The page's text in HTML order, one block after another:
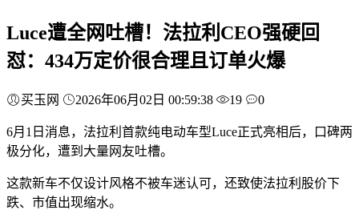
Luce遭全网吐槽！法拉利CEO强硬回
怼：434万定价很合理且订单火爆
买玉网 2026年06月02日 00:59:38 19 0
6月1日消息，法拉利首款纯电动车型Luce正式亮相后，口碑两
极分化，遭到大量网友吐槽。
这款新车不仅设计风格不被车迷认可，还致使法拉利股价下
跌、市值出现缩水。